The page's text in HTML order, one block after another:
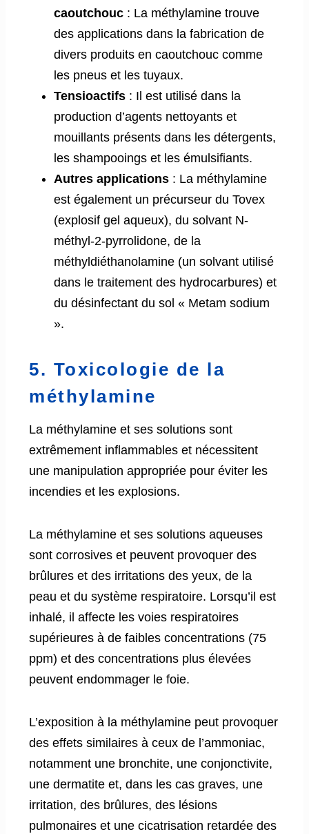
caoutchouc : La méthylamine trouve
des applications dans la fabrication de
divers produits en caoutchouc comme
les pneus et les tuyaux.
Tensioactifs : Il est utilisé dans la
production d’agents nettoyants et
mouillants présents dans les détergents,
les shampooings et les émulsifiants.
Autres applications : La méthylamine
est également un précurseur du Tovex
(explosif gel aqueux), du solvant N-
méthyl-2-pyrrolidone, de la
méthyldiéthanolamine (un solvant utilisé
dans le traitement des hydrocarbures) et
du désinfectant du sol « Metam sodium
».
5. Toxicologie de la
méthylamine
La méthylamine et ses solutions sont
extrêmement inflammables et nécessitent
une manipulation appropriée pour éviter les
incendies et les explosions.
La méthylamine et ses solutions aqueuses
sont corrosives et peuvent provoquer des
brûlures et des irritations des yeux, de la
peau et du système respiratoire. Lorsqu’il est
inhalé, il affecte les voies respiratoires
supérieures à de faibles concentrations (75
ppm) et des concentrations plus élevées
peuvent endommager le foie.
L’exposition à la méthylamine peut provoquer
des effets similaires à ceux de l’ammoniac,
notamment une bronchite, une conjonctivite,
une dermatite et, dans les cas graves, une
irritation, des brûlures, des lésions
pulmonaires et une cicatrisation retardée des